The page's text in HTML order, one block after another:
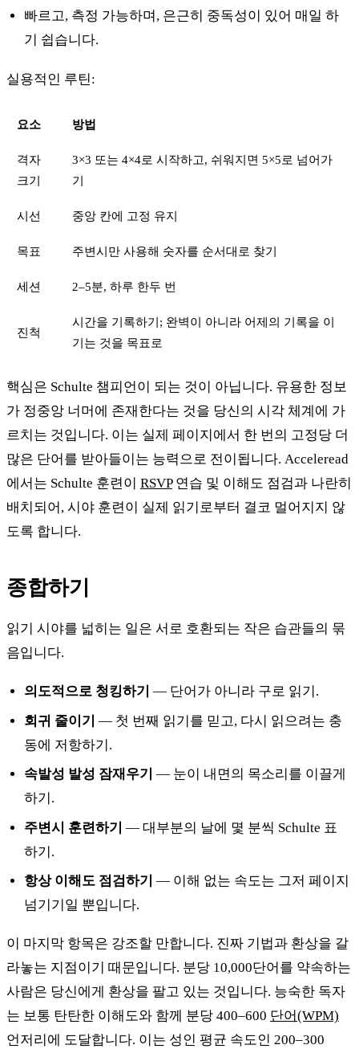
빠르고, 측정 가능하며, 은근히 중독성이 있어 매일 하
기 쉽습니다.
실용적인 루틴:
요소 방법
격자
크기
3×3 또는 4×4로 시작하고, 쉬워지면 5×5로 넘어가
기
시선 중앙 칸에 고정 유지
목표 주변시만 사용해 숫자를 순서대로 찾기
세션 2–5분, 하루 한두 번
진척
시간을 기록하기; 완벽이 아니라 어제의 기록을 이
기는 것을 목표로
핵심은 Schulte 챔피언이 되는 것이 아닙니다. 유용한 정보
가 정중앙 너머에 존재한다는 것을 당신의 시각 체계에 가
르치는 것입니다. 이는 실제 페이지에서 한 번의 고정당 더
많은 단어를 받아들이는 능력으로 전이됩니다. Acceleread
에서는 Schulte 훈련이 RSVP연습 및 이해도 점검과 나란히
배치되어, 시야 훈련이 실제 읽기로부터 결코 멀어지지 않
도록 합니다.
종합하기
읽기 시야를 넓히는 일은 서로 호환되는 작은 습관들의 묶
음입니다.
의도적으로 청킹하기 — 단어가 아니라 구로 읽기.
회귀 줄이기 — 첫 번째 읽기를 믿고, 다시 읽으려는 충
동에 저항하기.
속발성 발성 잠재우기 — 눈이 내면의 목소리를 이끌게
하기.
주변시 훈련하기 — 대부분의 날에 몇 분씩 Schulte 표
하기.
항상 이해도 점검하기 — 이해 없는 속도는 그저 페이지
넘기기일 뿐입니다.
이 마지막 항목은 강조할 만합니다. 진짜 기법과 환상을 갈
라놓는 지점이기 때문입니다. 분당 10,000단어를 약속하는
사람은 당신에게 환상을 팔고 있는 것입니다. 능숙한 독자
는 보통 탄탄한 이해도와 함께 분당 400–600 단어(WPM)
언저리에 도달합니다. 이는 성인 평균 속도인 200–300